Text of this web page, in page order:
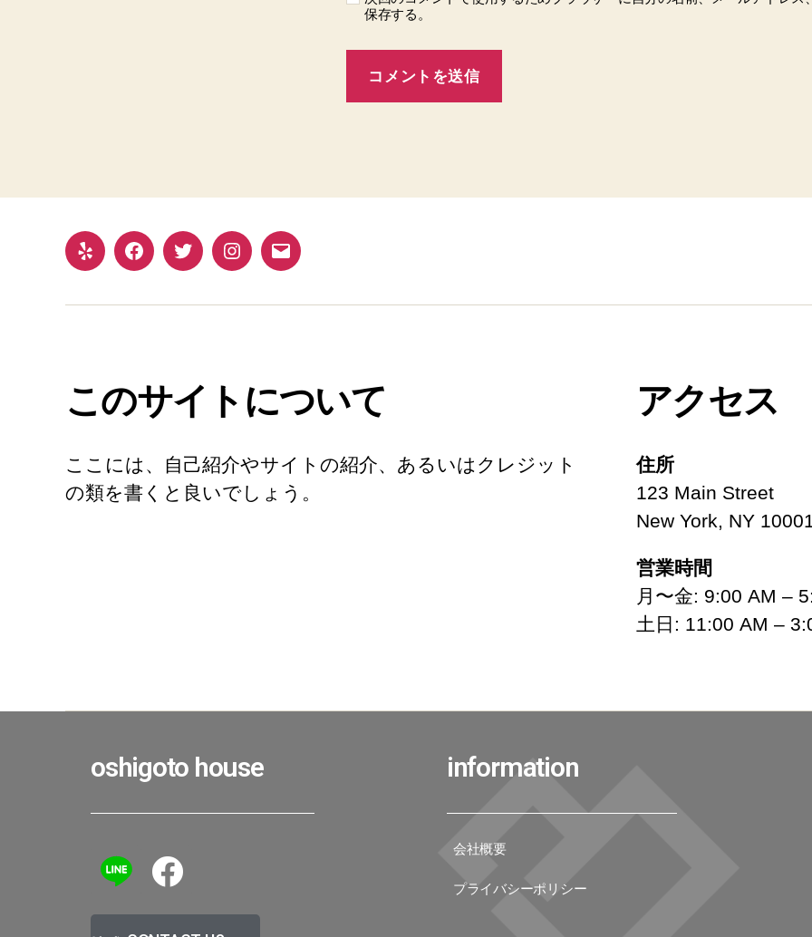
保存する。
このサイトについて
ここには、自己紹介やサイトの紹介、あるいはクレジット
の類を書くと良いでしょう。
アクセス
住所
123 Main Street
New York, NY
営業時間
月〜金: 9:00 AM –
土日: 11:00 AM –
oshigoto house
会社概要
プライバシーポリシー
information